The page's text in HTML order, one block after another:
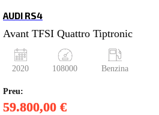
AUDI RS4
2020 108000 Benzina
Avant TFSI Quattro Tiptronic
Preu:
59.800,00 €